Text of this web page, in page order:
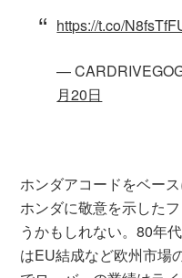
https://t.co/
—
月20日
ホンダアコードをベー
ホンダに敬意を示した
うかもしれない。80年
はEU結成など欧州市場